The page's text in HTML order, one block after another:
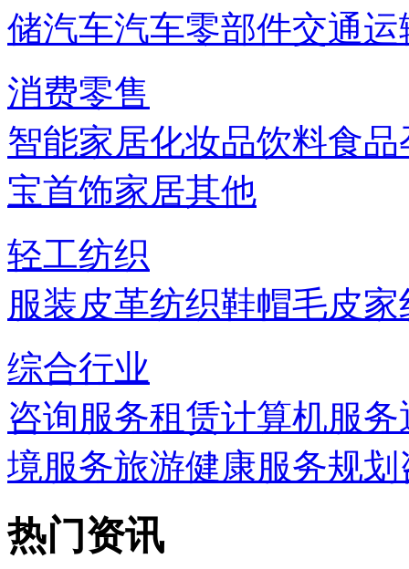
储汽车汽车零部件交通
消费零售
智能家居化妆品饮料食品
宝首饰家居其他
轻工纺织
服装皮革纺织鞋帽毛皮家
综合行业
咨询服务租赁计算机服务
境服务旅游健康服务规划
热门资讯